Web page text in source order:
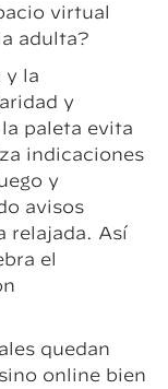
virtual
adulta?
y la
y
paleta evita
indicaciones
y
avisos
relajada. Así
el
quedan
online bien